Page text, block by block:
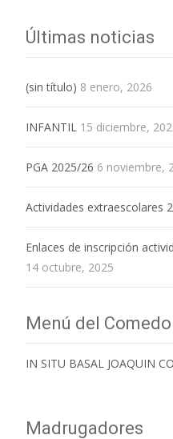
Últimas noticias
(sin título) 8 enero, 2026
INFANTIL 15 diciembre,
PGA 2025/26 6 noviembre,
Actividades extraescolares
Enlaces de inscripción
14 octubre, 2025
Menú del
IN SITU BASAL JOAQUIN
Madrugadores